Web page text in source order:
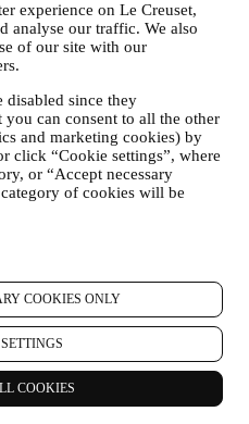
experience on Le Creuset,
analyse our traffic. We also
of our site with our
disabled since they
can consent to all the other
and marketing cookies) by
click “Cookie settings”, where
or “Accept necessary
of cookies will be
COOKIES ONLY
COOKIES
Gegevensbescherming
die van
locatie (de
VERZAMELEN WIJ
U?
informatie met betrekking tot u en
hetzij rechtstreeks of in
voor kinderen en we
betrekking tot kinderen.
Le Creuset-account aanmaakt,
Winkels) of wanneer u zich
De persoonsgegevens
geboortedatum en andere
om een Le
of als gastgebruiker te kopen,